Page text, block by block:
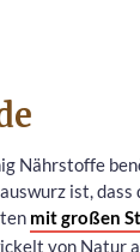
Nährstoffe
ist,
mit großen
von Natur